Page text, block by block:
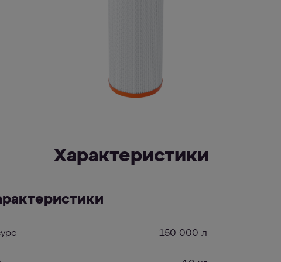
Характеристики
150 000 л